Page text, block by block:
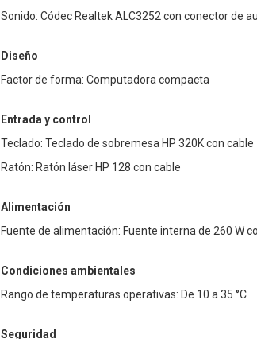
Sonido: Códec Realtek ALC3252 con conector de
Diseño
Factor de forma: Computadora compacta
Entrada y control
Teclado: Teclado de sobremesa HP 320K con cable
Ratón: Ratón láser HP 128 con cable
Alimentación
Fuente de alimentación: Fuente interna de 260 W
Condiciones ambientales
Rango de temperaturas operativas: De 10 a 35 °C
Seguridad